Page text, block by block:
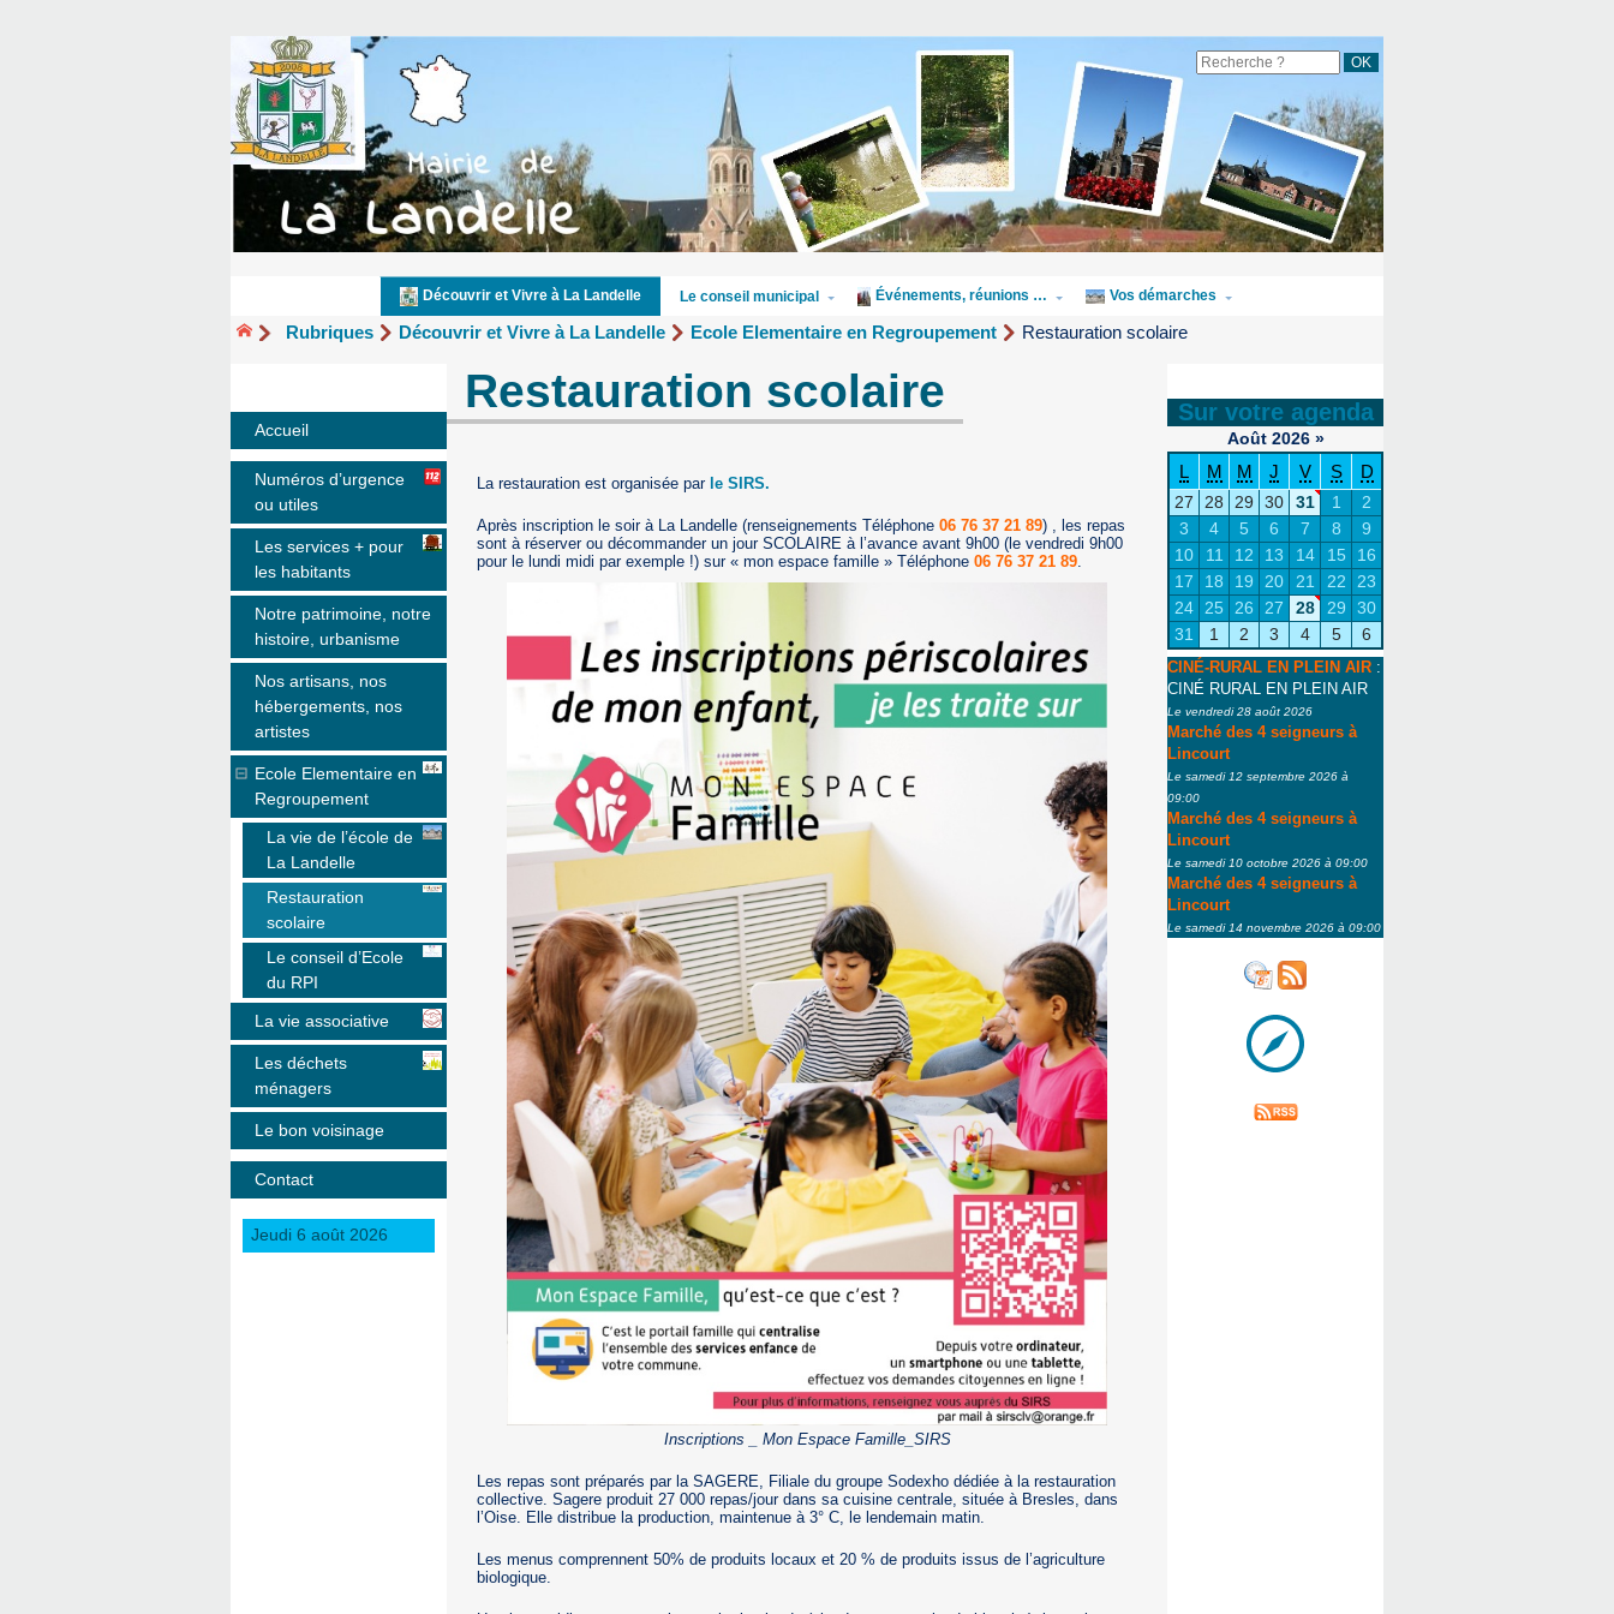
Découvrir et Vivre à La Landelle Le conseil municipal Événements, réunions … Vos démarches
Rubriques Découvrir et Vivre à La Landelle Ecole Elementaire en Regroupement Restauration scolaire
Restauration scolaire
La restauration est organisée par le SIRS.
Après inscription le soir à La Landelle (renseignements Téléphone 06 76 37 21 89) , les repas
sont à réserver ou décommander un jour SCOLAIRE à l’avance avant 9h00 (le vendredi 9h00
pour le lundi midi par exemple !) sur « mon espace famille » Téléphone 06 76 37 21 89.
Inscriptions _ Mon Espace Famille_SIRS
Les repas sont préparés par la SAGERE, Filiale du groupe Sodexho dédiée à la restauration
collective. Sagere produit 27 000 repas/jour dans sa cuisine centrale, située à Bresles, dans
l’Oise. Elle distribue la production, maintenue à 3° C, le lendemain matin.
Les menus comprennent 50% de produits locaux et 20 % de produits issus de l’agriculture
biologique.
Accueil
Numéros d’urgence
ou utiles
Les services + pour
les habitants
Notre patrimoine, notre
histoire, urbanisme
Nos artisans, nos
hébergements, nos
artistes
Ecole Elementaire en
Regroupement
La vie de l’école de
La Landelle
Restauration
scolaire
Le conseil d’Ecole
du RPI
La vie associative
Les déchets
ménagers
Le bon voisinage
Contact
Jeudi 6 août 2026
Sur votre agenda
Août 2026 »
L M M J V S D
27 28 29 30 31 1
2
3
4 5 6 7 8
9
10
11 12 13 14 15
16
17
18 19 20 21 22
23
24
25 26 27 28 29
30
31
1 2 3 4 5 6
CINÉ-RURAL EN PLEIN AIR :
CINÉ RURAL EN PLEIN AIR
Le vendredi 28 août 2026
Marché des 4 seigneurs à
Lincourt
Le samedi 12 septembre 2026 à
09:00
Marché des 4 seigneurs à
Lincourt
Le samedi 10 octobre 2026 à 09:00
Marché des 4 seigneurs à
Lincourt
Le samedi 14 novembre 2026 à 09:00